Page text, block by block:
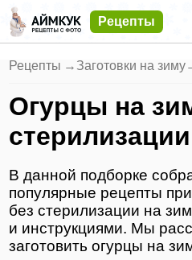
Рецепты
Рецепты → Заготовки на зиму
Огурцы на
стерилизации
В данной подборке
популярные рецепты
без стерилизации на
и инструкциями. Мы
заготовить огурцы на